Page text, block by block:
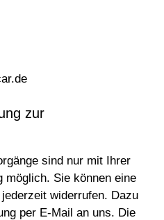
zur
sind nur mit Ihrer
möglich. Sie können eine
widerrufen. Dazu
per E-Mail an uns. Die